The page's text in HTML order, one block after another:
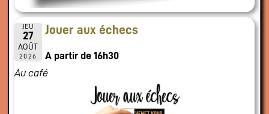
JEU
27
AOÛT
2026
Jouer aux échecs
A partir de 16h30
Au café